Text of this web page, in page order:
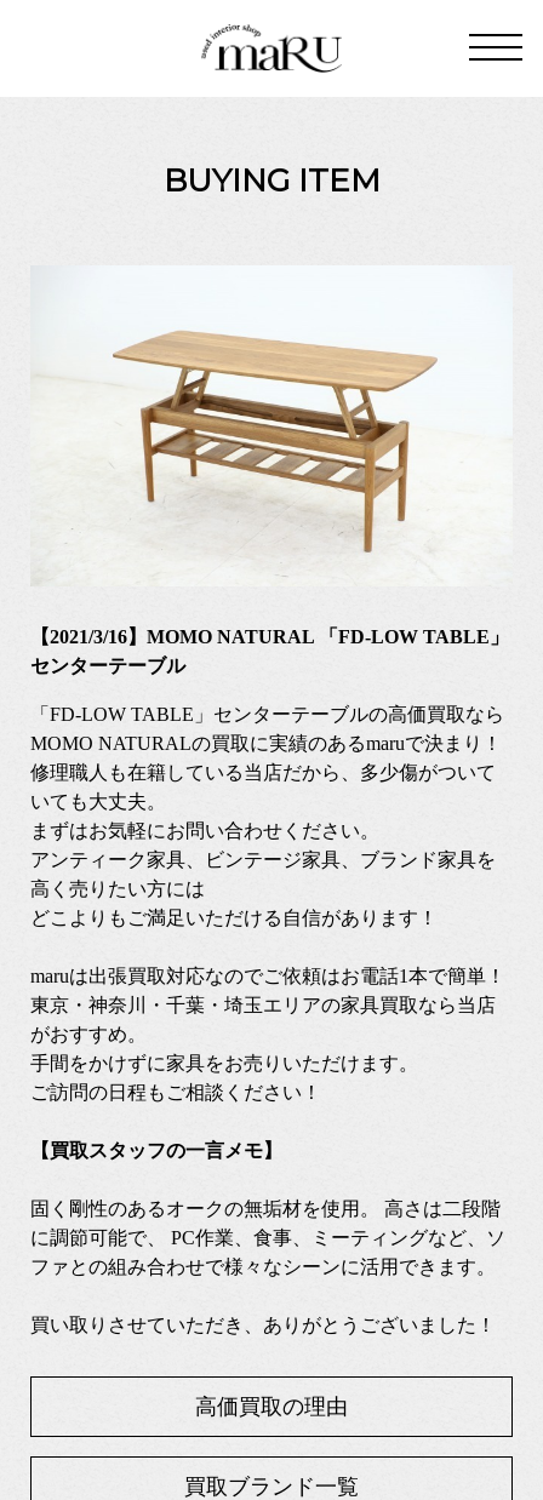
BUYING ITEM
【2021/3/16】MOMO NATURAL 「FD-LOW TABLE」
センターテーブル
「FD-LOW TABLE」センターテーブルの高価買取なら
MOMO NATURALの買取に実績のあるmaruで決まり！
修理職人も在籍している当店だから、多少傷がついて
いても大丈夫。
まずはお気軽にお問い合わせください。
アンティーク家具、ビンテージ家具、ブランド家具を
高く売りたい方には
どこよりもご満足いただける自信があります！
maruは出張買取対応なのでご依頼はお電話1本で簡単！
東京・神奈川・千葉・埼玉エリアの家具買取なら当店
がおすすめ。
手間をかけずに家具をお売りいただけます。
ご訪問の日程もご相談ください！
【買取スタッフの一言メモ】
固く剛性のあるオークの無垢材を使用。 高さは二段階
に調節可能で、 PC作業、食事、ミーティングなど、ソ
ファとの組み合わせで様々なシーンに活用できます。
買い取りさせていただき、ありがとうございました！
高価買取の理由
買取ブランド一覧